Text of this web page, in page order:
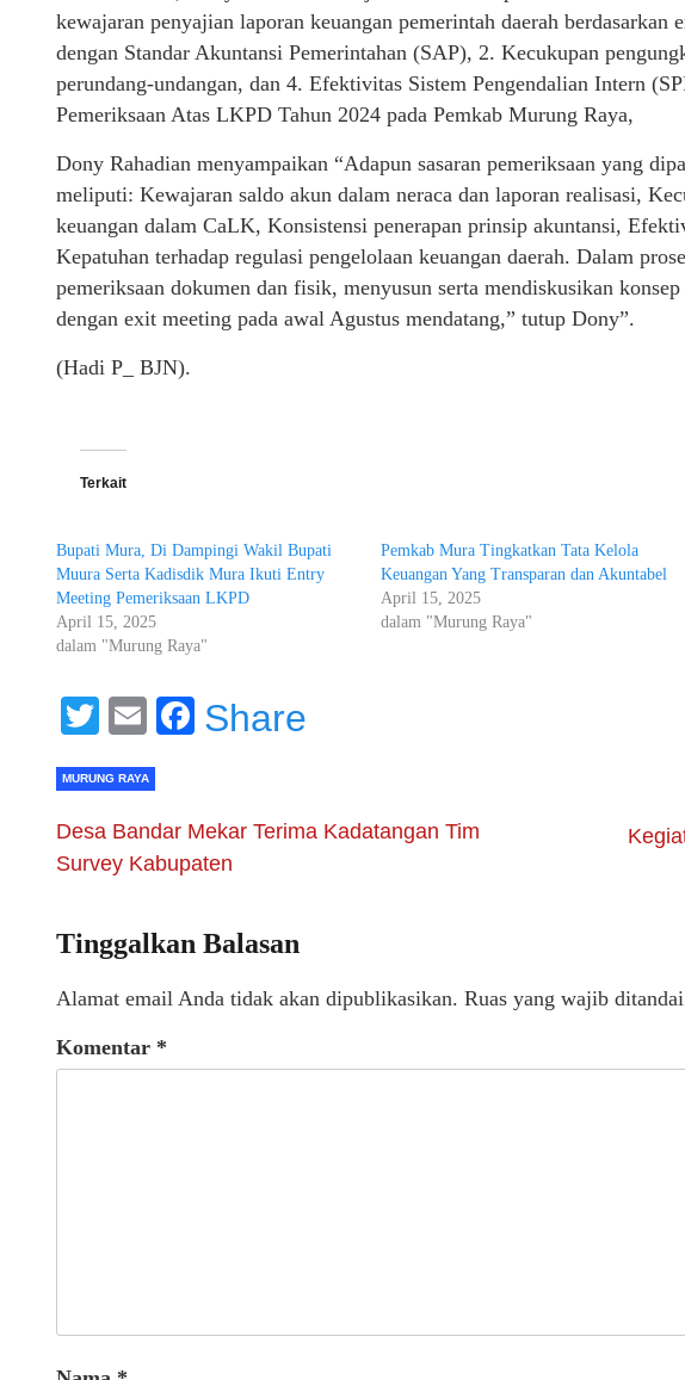
kewajaran penyajian laporan keuangan pemerintah daerah berdasarkan
dengan Standar Akuntansi Pemerintahan (SAP), 2. Kecukupan
perundang-undangan, dan 4. Efektivitas Sistem Pengendalian Intern
Pemeriksaan Atas LKPD Tahun 2024 pada Pemkab Murung Raya,
Dony Rahadian menyampaikan “Adapun sasaran pemeriksaan yang
meliputi: Kewajaran saldo akun dalam neraca dan laporan realisasi,
keuangan dalam CaLK, Konsistensi penerapan prinsip akuntansi,
Kepatuhan terhadap regulasi pengelolaan keuangan daerah. Dalam
pemeriksaan dokumen dan fisik, menyusun serta mendiskusikan
dengan exit meeting pada awal Agustus mendatang,” tutup Dony”.
(Hadi P_ BJN).
Terkait
Bupati Mura, Di Dampingi Wakil Bupati
Muura Serta Kadisdik Mura Ikuti Entry
Meeting Pemeriksaan LKPD
April 15, 2025
dalam "Murung Raya"
Pemkab Mura Tingkatkan Tata Kelola
Keuangan Yang Transparan dan Akuntabel
April 15, 2025
dalam "Murung Raya"
Twitter
EmailFacebook
Share
MURUNG RAYA
Desa Bandar Mekar Terima Kadatangan Tim
Survey Kabupaten
Tinggalkan Balasan
Alamat email Anda tidak akan dipublikasikan. Ruas yang wajib ditandai
Komentar *